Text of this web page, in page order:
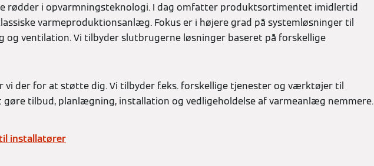
rødder i opvarmningsteknologi. I dag omfatter produktsortimentet imidlertid
varmeproduktionsanlæg. Fokus er i højere grad på systemløsninger til
og ventilation. Vi tilbyder slutbrugerne løsninger baseret på forskellige
vi der for at støtte dig. Vi tilbyder f.eks. forskellige tjenester og værktøjer til
tilbud, planlægning, installation og vedligeholdelse af varmeanlæg nemmere.
installatører